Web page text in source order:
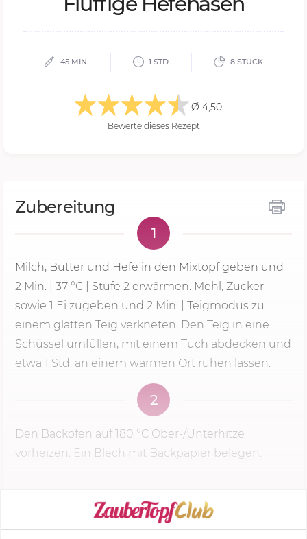
45 MIN. 1 STD. 8 STÜCK
Ø 4,50
Bewerte dieses Rezept
Zubereitung
1
Milch, Butter und Hefe in den Mixtopf geben und
2 Min.
37 °C Stufe 2 erwärmen. Mehl, Zucker
sowie 1 Ei zugeben und 2 Min.
| Teigmodus zu
einem glatten Teig verkneten. Den Teig in eine
Schüssel umfüllen, mit einem Tuch abdecken und
etwa 1 Std. an einem warmen Ort ruhen lassen.
2
Den Backofen auf180 °C Ober-/Unterhitze
vorheizen. Ein Blech mit Backpapier belegen.
KOCHMODUS STARTEN